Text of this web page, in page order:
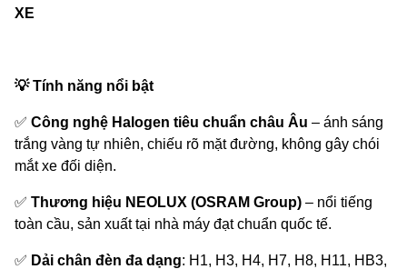
XE
💡Tính năng nổi bật
✅ Công nghệ Halogen tiêu chuẩn châu Âu – ánh sáng
trắng vàng tự nhiên, chiếu rõ mặt đường, không gây chói
mắt xe đối diện.
✅ Thương hiệu NEOLUX (OSRAM Group) – nổi tiếng
toàn cầu, sản xuất tại nhà máy đạt chuẩn quốc tế.
✅ Dải chân đèn đa dạng: H1, H3, H4, H7, H8, H11, HB3,